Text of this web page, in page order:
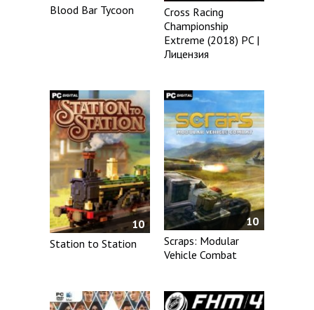
Blood Bar Tycoon
Cross Racing
Championship
Extreme (2018) PC |
Лицензия
10
Station to Station
10
Scraps: Modular
Vehicle Combat